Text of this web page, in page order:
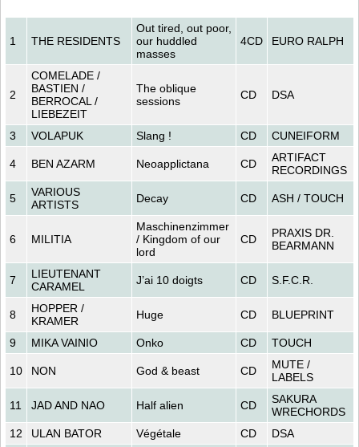
1 THE RESIDENTS
Out tired, out poor,
our huddled
masses
4CD EURO RALPH
2
COMELADE /
BASTIEN /
BERROCAL /
LIEBEZEIT
The oblique
sessions
CD DSA
3 VOLAPUK Slang ! CD CUNEIFORM
4 BEN AZARM Neoapplictana CD
ARTIFACT
RECORDINGS
5
VARIOUS
ARTISTS
Decay CD ASH / TOUCH
6 MILITIA
Maschinenzimmer
/ Kingdom of our
lord
CD
PRAXIS DR.
BEARMANN
7
LIEUTENANT
CARAMEL
J’ai 10 doigts CD S.F.C.R.
8
HOPPER /
KRAMER
Huge CD BLUEPRINT
9 MIKA VAINIO Onko CD TOUCH
10 NON God & beast CD
MUTE /
LABELS
11 JAD AND NAO Half alien CD
SAKURA
WRECHORDS
12
ULAN BATOR Végétale CD DSA